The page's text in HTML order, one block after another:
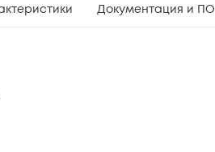
Документация и ПО